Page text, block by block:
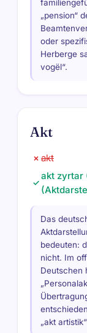
„pension“
oder
Herberge
vogël“.
Akt
✗ akt
✓
akt zyrtar
Das
bedeuten:
nicht. Im
Deutschen
„akt